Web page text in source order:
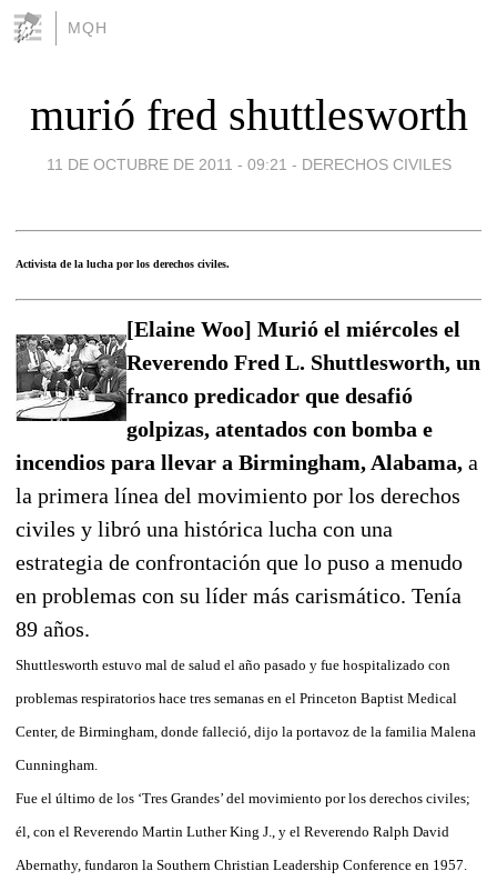
MQH
murió fred shuttlesworth
11 DE OCTUBRE DE 2011 - 09:21 - DERECHOS CIVILES
Activista de la lucha por los derechos civiles.
[Elaine Woo] Murió el miércoles el
Reverendo Fred L. Shuttlesworth, un
franco predicador que desafió
golpizas, atentados con bomba e
incendios para llevar a Birmingham, Alabama, a
la primera línea del movimiento por los derechos
civiles y libró una histórica lucha con una
estrategia de confrontación que lo puso a menudo
en problemas con su líder más carismático. Tenía
89 años.
Shuttlesworth estuvo mal de salud el año pasado y fue hospitalizado con
problemas respiratorios hace tres semanas en el Princeton Baptist Medical
Center, de Birmingham, donde falleció, dijo la portavoz de la familia Malena
Cunningham.
Fue el último de los ‘Tres Grandes’ del movimiento por los derechos civiles;
él, con el Reverendo Martin Luther King J., y el Reverendo Ralph David
Abernathy, fundaron la Southern Christian Leadership Conference en 1957.